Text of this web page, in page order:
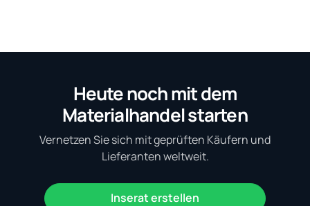
Heute noch mit dem
Materialhandel starten
Vernetzen Sie sich mit geprüften Käufern und
Lieferanten weltweit.
Inserat erstellen